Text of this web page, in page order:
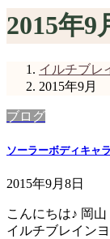
2015年9
イルチブレ
2015年9月
ブログ
ソーラーボディキャ
2015年9月8日
こんにちは♪ 岡
イルチブレイン